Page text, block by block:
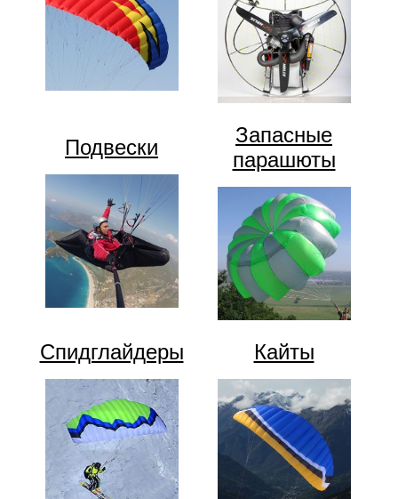
Подвески
Запасные
парашюты
Спидглайдеры Кайты